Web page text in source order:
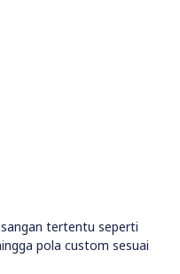
tertentu seperti
pola custom sesuai